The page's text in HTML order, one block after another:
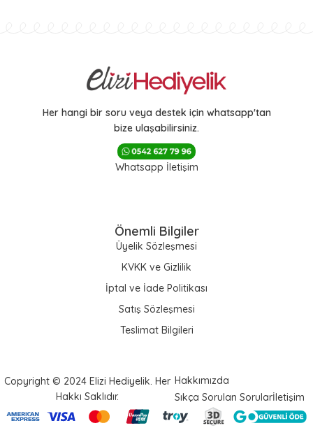
Her hangi bir soru veya destek için whatsapp'tan
bize ulaşabilirsiniz.
Whatsapp İletişim
Önemli Bilgiler
Üyelik Sözleşmesi
KVKK ve Gizlilik
İptal ve İade Politikası
Satış Sözleşmesi
Teslimat Bilgileri
Copyright © 2024 Elizi Hediyelik. Her
Hakkı Saklıdır.
Hakkımızda
Sıkça Sorulan Sorularİletişim